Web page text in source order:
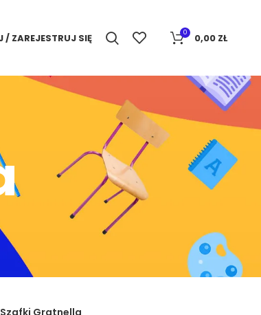
/ ZAREJESTRUJ SIĘ 0 0,00 ZŁ
Szafki Gratnella